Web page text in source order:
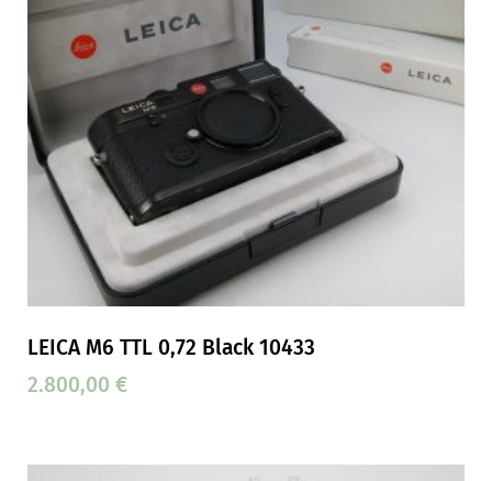
LEICA M6 TTL 0,72 Black 10433
2.800,00 €